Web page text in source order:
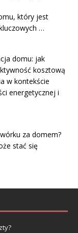
który jest
…
domu: jak
kosztową
w kontekście
energetycznej i
za domem?
stać się